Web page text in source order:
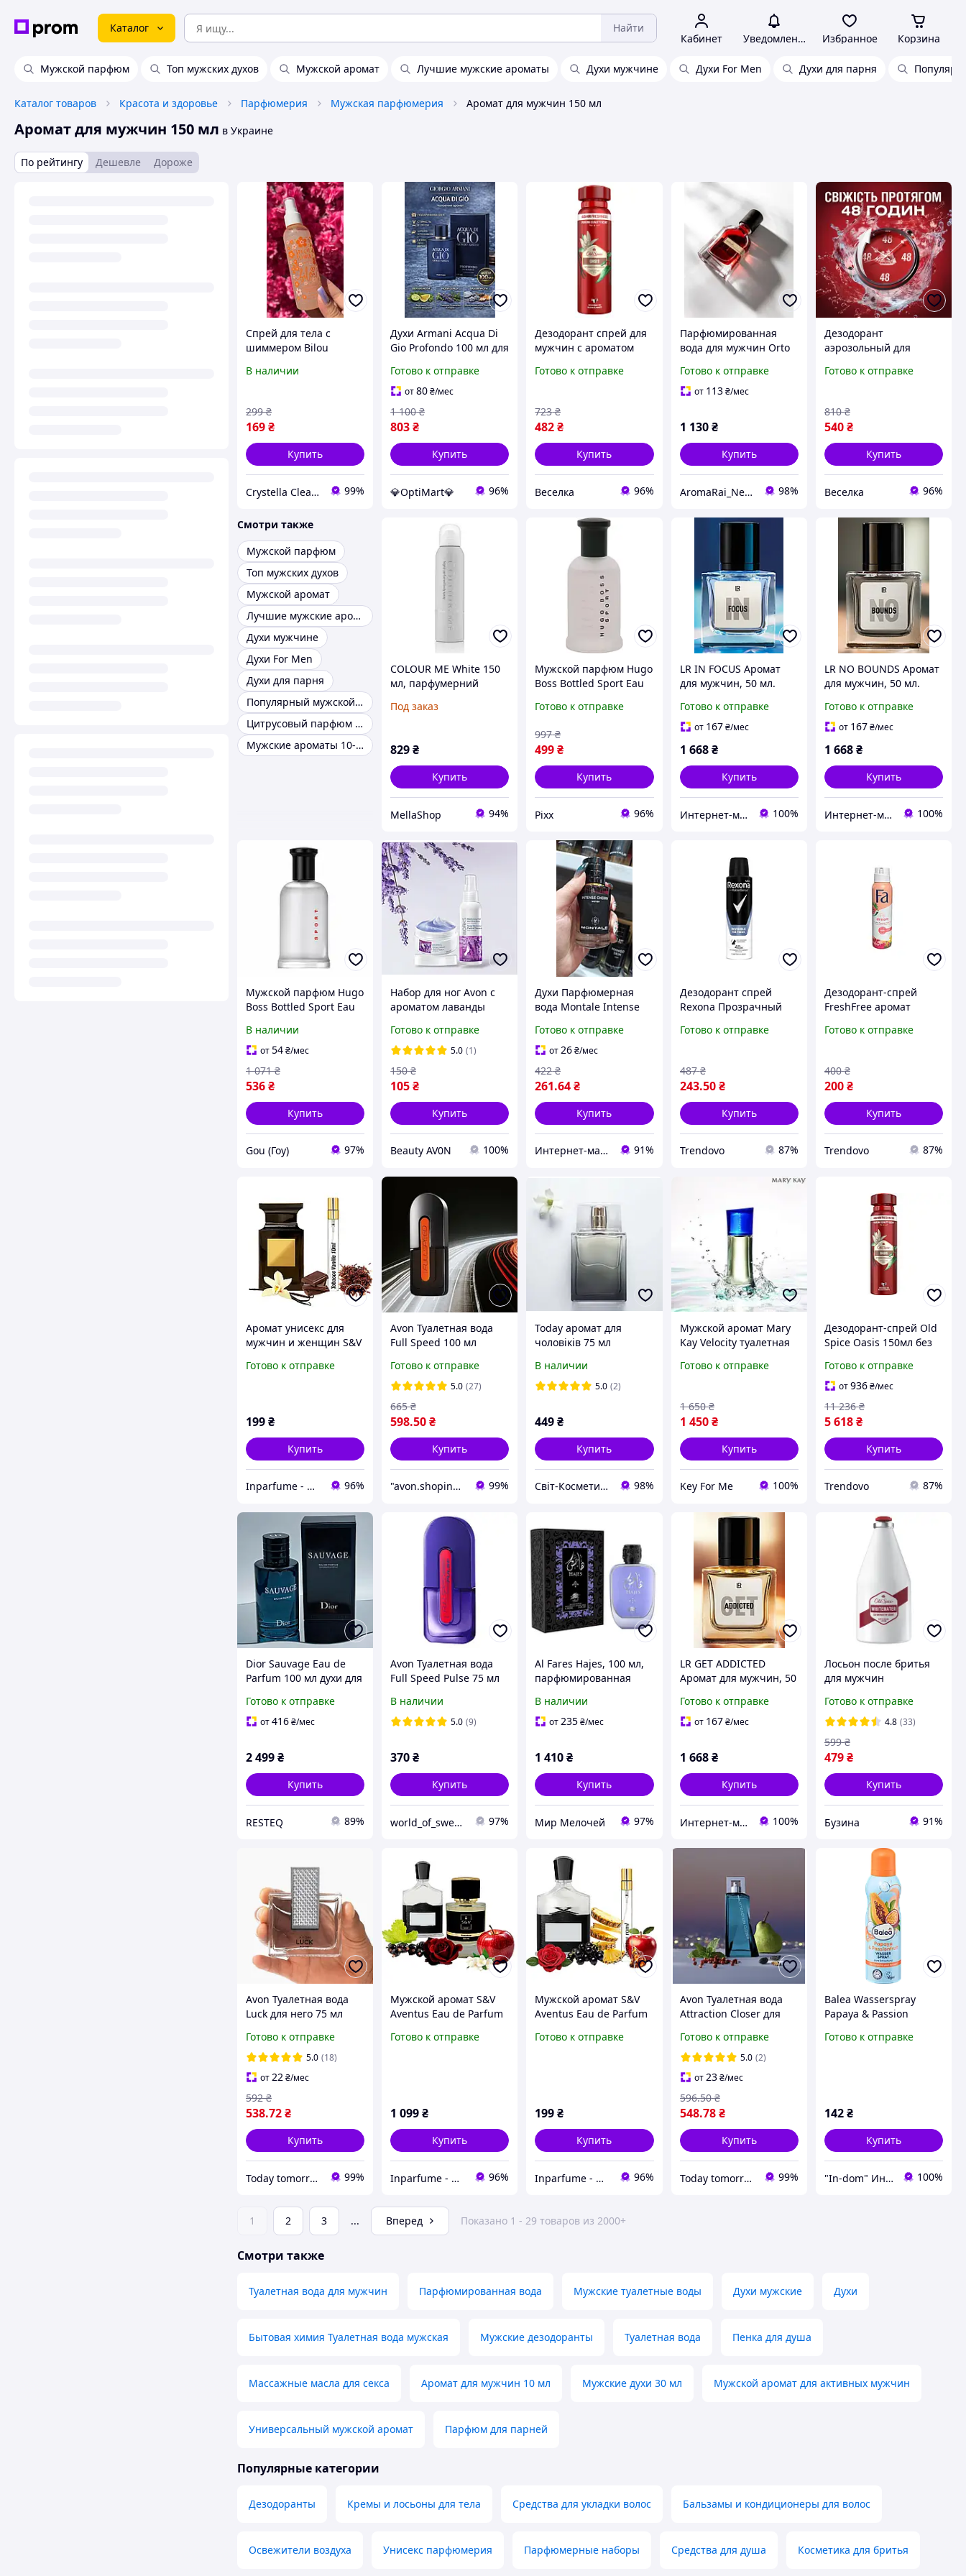
Каталог Найти
Кабинет Уведомления Избранное Корзина
Мужской парфюм Топ мужских духов Мужской аромат Лучшие мужские ароматы Духи мужчине Духи For Men Духи для парня
Каталог товаров Красота и здоровье Парфюмерия Мужская парфюмерия Аромат для мужчин 150 мл
Аромат для мужчин 150 мл в Украине
По рейтингу Дешевле Дороже
Спрей для тела с
шиммером Bilou
Аромат абрикоса и
В наличии
169₴
299 ₴
Купить
Crystella Clean - інтернет-магазин побутової хімії та косметики 99%
Духи Armani Acqua Di
Gio Profondo 100 мл для
фужерный аромат
парфюмы Армани Аква
Ди Джио
Готово к отправке
от80₴/мес
803₴
1 100 ₴
Купить
💎OptiMart💎 96%
Дезодорант спрей для
мужчин с ароматом
защита от пота 150 мл
Готово к отправке
482₴
723 ₴
Купить
Веселка 96%
Парфюмированная
вода для мужчин Orto
Парези Терони) 100 мл.
Стойкий древесно-
малиной
Готово к отправке
от 113 ₴/мес
1 130 ₴
Купить
AromaRai_Nevm 98%
Дезодорант
аэрозольный для
пота и запаха 150 мл с
FLAME
Готово к отправке
540₴
810 ₴
Купить
Веселка 96%
Смотри также
Мужской парфюм
Топ мужских духов
Мужской аромат
Лучшие мужские ароматы
Духи мужчине
Духи For Men
Духи для парня
Популярный мужской парфюм
Цитрусовый парфюм для мужчин
Мужские ароматы 10-20 мл
COLOUR ME White 150
мл, парфумерний
Розкішний аромат
аромат для
Под заказ
829₴
Купить
MellaShop 94%
Мужской парфюм Hugo
Boss Bottled Sport Eau
свежий древесно-
для активных мужчин
Готово к отправке
499₴
997 ₴
Купить
Pixx 96%
LR IN FOCUS Аромат
для мужчин, 50 мл.
Готово к отправке
от 167 ₴/мес
1 668 ₴
Купить
Интернет-маркет «БиоЖизнь» 100%
LR NO BOUNDS Аромат
для мужчин, 50 мл.
Готово к отправке
от 167₴/мес
1 668₴
Купить
Интернет-маркет «БиоЖизнь» 100%
Мужской парфюм Hugo
Boss Bottled Sport Eau
свежий древесно-
цитрусовый аромат
В наличии
от54₴/мес
536₴
1 071 ₴
Купить
Gou (Гоу) 97%
Набор для ног Avon с
ароматом лаванды
100мл
Готово к отправке
5.0 (1)
105₴
150 ₴
Купить
Beauty AV0N 100%
Духи Парфюмерная
вода Montale Intense
фруктово-цветочная
композиция с
жасмина, ванили
Готово к отправке
от26₴/мес
261.64₴
422 ₴
Купить
Интернет-магазин Allegoriya 91%
Дезодорант спрей
Rexona Прозрачный
без белых следов с
Готово к отправке
243.50 ₴
487 ₴
Купить
Trendovo 87%
Дезодорант-спрей
FreshFree аромат
чоловіків і жінок
Готово к отправке
200₴
400 ₴
Купить
Trendovo 87%
Аромат унисекс для
мужчин и женщин S&V
Parfum 10мл, стойкий
Готово к отправке
199₴
Купить
Inparfume - магазин парфюмерии для мужчин и женщин 96%
Avon Туалетная вода
Full Speed 100 мл
аромат для мужчин
Яркий цитрусовый
аромат для мужчин
Готово к отправке
5.0 (27)
598.50₴
665 ₴
Купить
"avon.shoping": Красота, доступная каждому! 99%
Today аромат для
чоловіків 75 мл
В наличии
5.0 (2)
449₴
Купить
Світ-Косметики 98%
Мужской аромат Mary
Kay Velocity туалетная
Готово к отправке
1 450 ₴
1 650 ₴
Купить
Key For Me 100%
Дезодорант-спрей Old
Spice Oasis 150мл без
с длительной
свежестью и ароматом
Готово к отправке
от936₴/мес
5 618₴
11 236 ₴
Купить
Trendovo 87%
Dior Sauvage Eau de
Parfum 100 мл духи для
древесно-фужерный
аромат с нотами
амброксана
Готово к отправке
от416₴/мес
2 499₴
Купить
RESTEQ 89%
Avon Туалетная вода
Full Speed Pulse 75 мл
В наличии
5.0 (9)
370₴
Купить
world_of_sweet_beauty 97%
Al Fares Hajes, 100 мл,
парфюмированная
| стойкий аромат,
премиум качество,
женщин,
В наличии
от235₴/мес
1 410₴
Купить
Мир Мелочей 97%
LR GET ADDICTED
Аромат для мужчин, 50
Готово к отправке
от 167 ₴/мес
1 668 ₴
Купить
Интернет-маркет «БиоЖизнь» 100%
Лосьон после бритья
для мужчин
WhiteWater Old Spice
бодрящий аромат и
уход долгая свежесть
Готово к отправке
4.8 (33)
479₴
599 ₴
Купить
Бузина 91%
Avon Туалетная вода
Luck для него 75 мл
мужчин Амбровая
мужская туалетная
вода
Готово к отправке
5.0 (18)
от22₴/мес
538.72₴
592 ₴
Купить
Today tomorrow always Avon 99%
Мужской аромат S&V
Aventus Eau de Parfum
мужчины, стойкий
Готово к отправке
1 099₴
Купить
Inparfume - магазин парфюмерии для мужчин и женщин 96%
Мужской аромат S&V
Aventus Eau de Parfum
для мужчины, стойкий
Готово к отправке
199₴
Купить
Inparfume - магазин парфюмерии для мужчин и женщин 96%
Avon Туалетная вода
Attraction Closer для
мужчин
Готово к отправке
5.0 (2)
от23 ₴/мес
548.78 ₴
596.50 ₴
Купить
Today tomorrow always Avon 99%
Balea Wasserspray
Papaya & Passion
для кожи с ароматом
Готово к отправке
142₴
Купить
"In-dom" Интернет магазин товаров для дому у Инны 100%
1 2 3 ... Вперед Показано 1 - 29 товаров из 2000+
Смотри также
Туалетная вода для мужчин Парфюмированная вода Мужские туалетные воды Духи мужские Духи
Бытовая химия Туалетная вода мужская Мужские дезодоранты Туалетная вода Пенка для душа
Массажные масла для секса Аромат для мужчин 10 мл Мужские духи 30 мл Мужской аромат для активных мужчин
Универсальный мужской аромат Парфюм для парней
Популярные категории
Дезодоранты Кремы и лосьоны для тела Средства для укладки волос Бальзамы и кондиционеры для волос
Освежители воздуха Унисекс парфюмерия Парфюмерные наборы Средства для душа Косметика для бритья